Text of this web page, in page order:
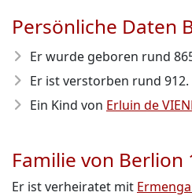
Persönliche Daten
Er wurde geboren rund
Er ist verstorben rund 912.
Ein Kind von Erluin de
Familie von Berlion
Er ist verheiratet mit